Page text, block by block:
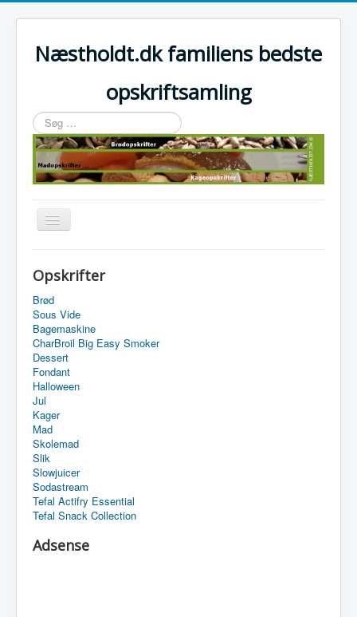
Næstholdt.dk familiens bedste
opskriftsamling
Søg
…
Skift
navigation
Tefal Actifry Essential
Opskrifter
Brød
Sous Vide
Bagemaskine
CharBroil Big Easy Smoker
Dessert
Fondant
Halloween
Jul
Kager
Mad
Skolemad
Slik
Slowjuicer
Sodastream
Tefal Actifry Essential
Tefal Snack Collection
Adsense